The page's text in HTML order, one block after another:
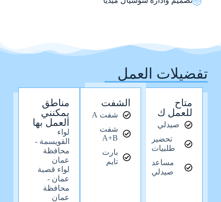
تفضيلات العمل
متاح
للعمل ك
صيدلي
تحضير
طلبيات
مساعد
صيدلي
الشفت
شفت A
شفت
A+B
بارت
تايم
مناطق
يمكنني
العمل بها
لواء
القويسمة -
محافظة
عمان
لواء قصبة
عمان -
محافظة
عمان